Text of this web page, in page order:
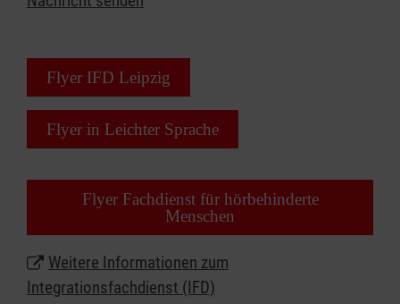
Nachhilfe
Deutschnachhilfe für Erwachsene
Patenschaften
Deutschkurs
Wohnungssprechstunde
Kindernachmittag
individuelle Einzelgespräche in der
Gespräche in Ihrer Firma und am Arbeitsplatz
Wir unterliegen der Schweigepflicht. Wir beraten
Sie individuell und kostenlos.
Kontakt:
Malteser Hilfsdienst gGmbH
Integrationsfachdienst
Emilienstraße 11 (3. Stockwerk)
04107 Leipzig
Flyer IFD Leipzig
Flyer in Leichter Sprache
Flyer Fachdienst für hörbehinderte
Menschen
Weitere Informationen zum
Integrationsfachdienst (IFD)